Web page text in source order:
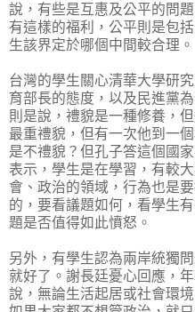
說，有些是互惠及公平的問
有這樣的福利，公平則是包
生該界定於哪個中間較合理。
台灣的學生關心清華大學研
育部長的態度，以及民進黨
則是說，禮貌是一種修養，
最重禮貌，但有一次他到一
是不禮貌？但孔子答這個國
表示，學生是在學習，有較
會、政治的領域，行為也是
的，要看議題如何，看學生
題是否值得如此憤怒。
另外，有學生認為兩岸統獨
就好了。謝長廷憂心回應，
說，無論生活起居或社會環